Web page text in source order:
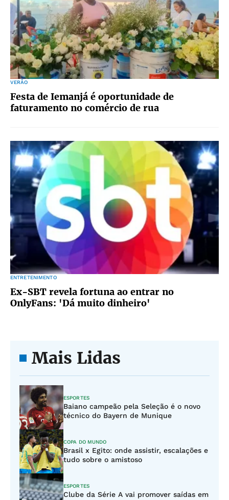
VERÃO
Festa de Iemanjá é oportunidade de
faturamento no comércio de rua
ENTRETENIMENTO
Ex-SBT revela fortuna ao entrar no
OnlyFans: 'Dá muito dinheiro'
Mais Lidas
ESPORTES
Baiano campeão pela Seleção é o novo
técnico do Bayern de Munique
COPA DO MUNDO
Brasil x Egito: onde assistir, escalações e
tudo sobre o amistoso
ESPORTES
Clube da Série A vai promover saídas em